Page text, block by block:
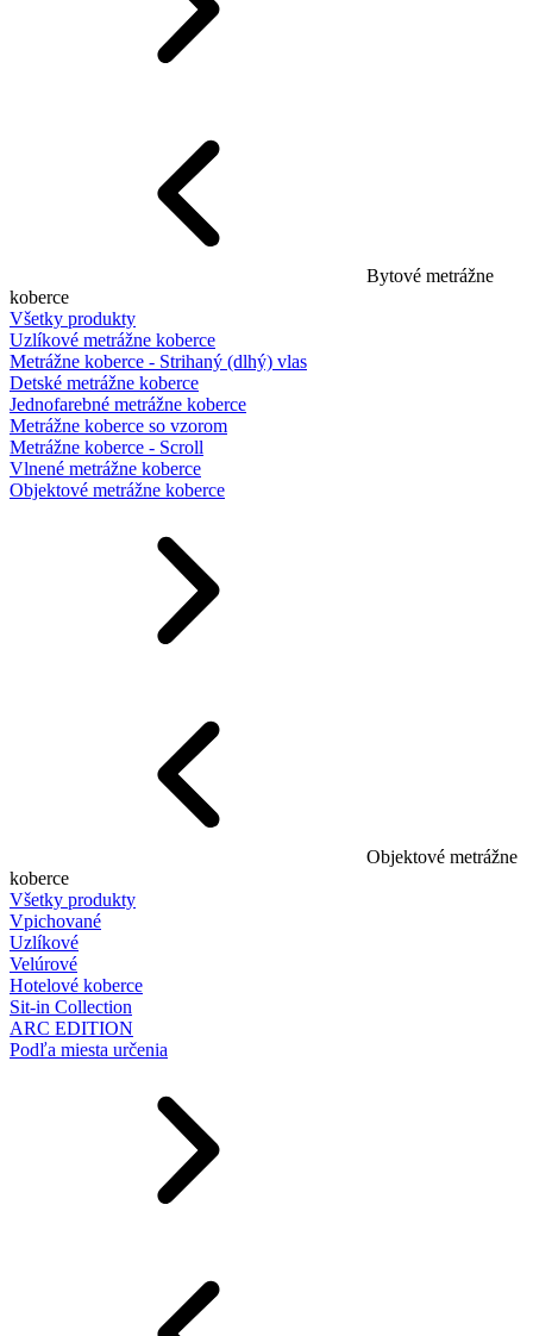
Bytové metrážne
koberce
Všetky produkty
Uzlíkové metrážne koberce
Metrážne koberce - Strihaný (dlhý) vlas
Detské metrážne koberce
Jednofarebné metrážne koberce
Metrážne koberce so vzorom
Metrážne koberce - Scroll
Vlnené metrážne koberce
Objektové metrážne koberce
Objektové metrážne
koberce
Všetky produkty
Vpichované
Uzlíkové
Velúrové
Hotelové koberce
Sit-in Collection
ARC EDITION
Podľa miesta určenia